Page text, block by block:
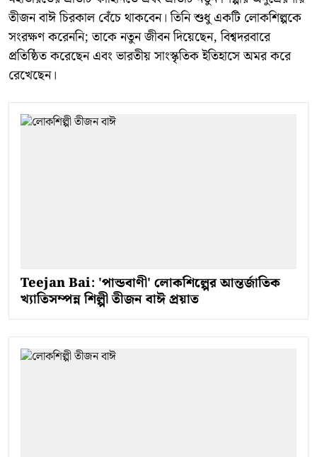
তীজন বাঈ চিরকাল বেঁচে থাকবেন। তিনি শুধু একটি লোকশিল্পকে
সংরক্ষণ করেননি; তাকে নতুন জীবন দিয়েছেন, বিশ্বদরবারে
প্রতিষ্ঠিত করেছেন এবং ভারতীয় সাংস্কৃতিক ইতিহাসে অমর করে
রেখেছেন।
Teejan Bai: 'পান্ডবাণী' লোকশিল্পের আন্তর্জাতিক
খ্যাতিসম্পন্ন শিল্পী তীজন বাঈ প্রয়াত